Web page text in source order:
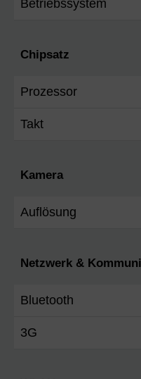
Betriebssystem
Chipsatz
Prozessor
Takt
Kamera
Auflösung
Netzwerk &
Bluetooth
3G